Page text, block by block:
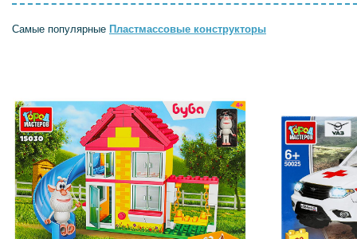
Самые популярные Пластмассовые конструкторы